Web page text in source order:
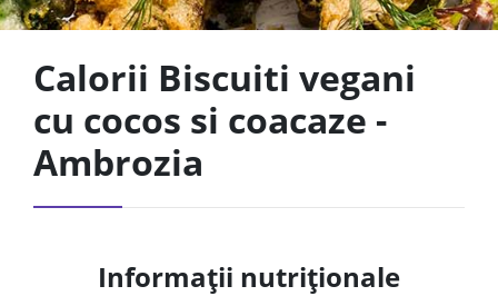
Calorii Biscuiti vegani
cu cocos si coacaze -
Ambrozia
Informații nutriționale